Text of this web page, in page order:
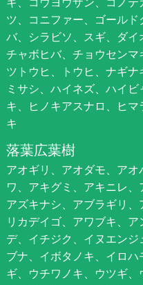
ツ、コニファー、ゴール
バ、シラビソ、スギ、ダイ
チャボヒバ、チョウセンマ
ツトウヒ、トウヒ、ナギ
ミサシ、ハイネズ、ハイ
キ、ヒノキアスナロ、ヒ
キ
落葉広葉樹
アオギリ、アオダモ、ア
ワ、アキグミ、アキニレ、
アズキナシ、アブラギリ
リカデイゴ、アワブキ、
デ、イチジク、イヌエン
ブナ、イボタノキ、イロ
ギ、ウチワノキ、ウツギ